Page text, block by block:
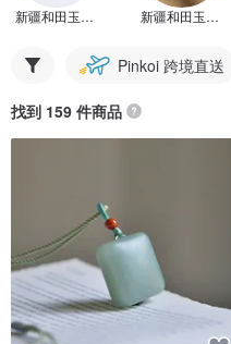
新疆和田玉手鍊 新疆和田玉項鍊
Pinkoi 跨境直送
找到 159 件商品